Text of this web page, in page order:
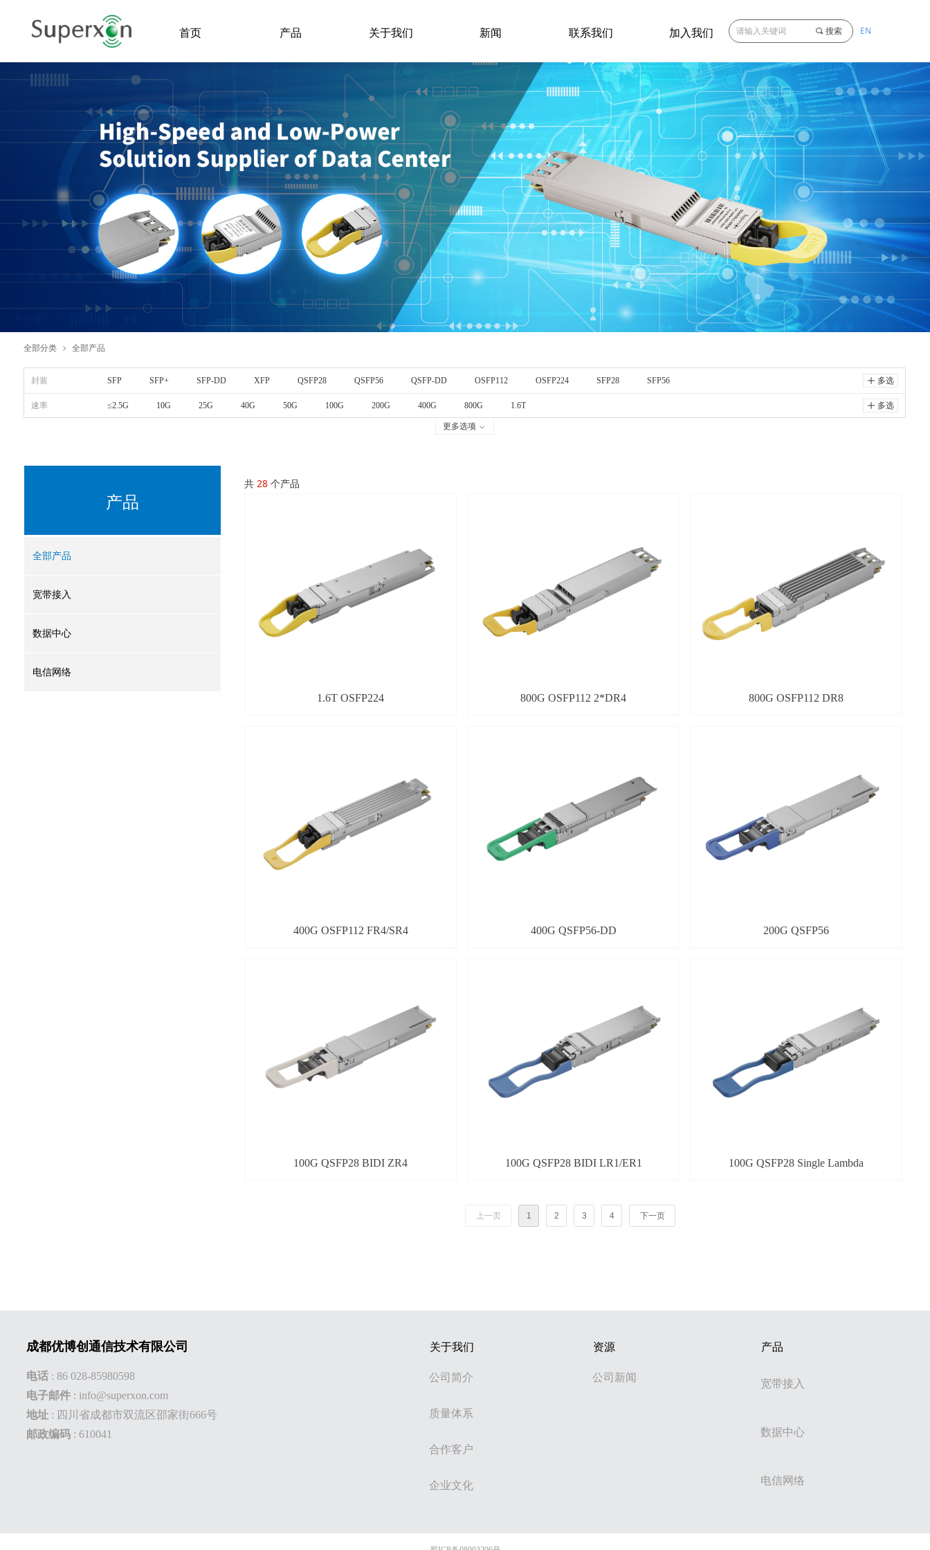
首页 产品 关于我们 新闻 联系我们 加入我们 끠 搜索 EN
产品
全部产品
宽带接入
数据中心
电信网络
共 28 个产品
1.6T OSFP224 800G OSFP112 2*DR4 800G OSFP112 DR8
400G OSFP112 FR4/SR4 400G QSFP56-DD 200G QSFP56
100G QSFP28 BIDI ZR4 100G QSFP28 BIDI LR1/ER1 100G QSFP28 Single Lambda
上一页 1 2 3 4 下一页
全部分类 ꁇ 全部产品
封装 ꄸ 多选
SFP SFP+ SFP-DD XFP QSFP28 QSFP56 QSFP-DD OSFP112 OSFP224 SFP28 SFP56
速率 ꄸ 多选
≤2.5G 10G 25G 40G 50G 100G 200G 400G 800G 1.6T
更多选项 ꀁ
关于我们
公司简介
质量体系
合作客户
企业文化
资源
公司新闻
产品
宽带接入
数据中心
电信网络
成都优博创通信技术有限公司
电话 : 86 028-85980598
电子邮件 : info@superxon.com
地址 : 四川省成都市双流区邵家街666号
邮政编码 : 610041